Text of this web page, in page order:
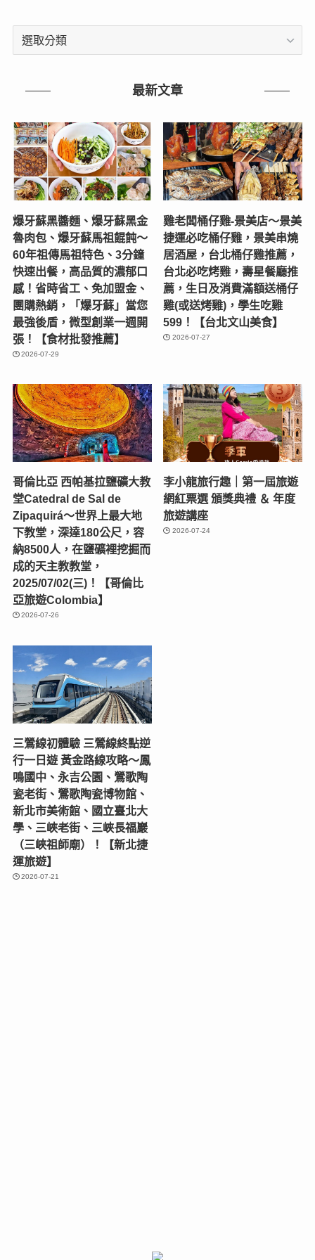
文
最新文章
爆牙蘇黑醬麵、爆牙蘇黑金
魯肉包、爆牙蘇馬祖餛飩～
60年祖傳馬祖特色、3分鐘
快速出餐，高品質的濃郁口
感！省時省工、免加盟金、
團購熱銷，「爆牙蘇」當您
最強後盾，微型創業一週開
張！【食材批發推薦】
2026-07-29
雞老闆桶仔雞-景美店〜景美
捷運必吃桶仔雞，景美串燒
居酒屋，台北桶仔雞推薦，
台北必吃烤雞，壽星餐廳推
薦，生日及消費滿額送桶仔
雞(或送烤雞)，學生吃雞
599！【台北文山美食】
2026-07-27
哥倫比亞 西帕基拉鹽礦大教
堂Catedral de Sal de
Zipaquirá～世界上最大地
下教堂，深達180公尺，容
納8500人，在鹽礦裡挖掘而
成的天主教教堂，
2025/07/02(三)！【哥倫比
亞旅遊Colombia】
2026-07-26
李小龍旅行趣｜第一屆旅遊
網紅票選 頒獎典禮 ＆ 年度
旅遊講座
2026-07-24
三鶯線初體驗 三鶯線終點逆
行一日遊 黃金路線攻略～鳳
鳴國中、永吉公園、鶯歌陶
瓷老街、鶯歌陶瓷博物館、
新北市美術館、國立臺北大
學、三峽老街、三峽長福巖
（三峽祖師廟）！【新北捷
運旅遊】
2026-07-21